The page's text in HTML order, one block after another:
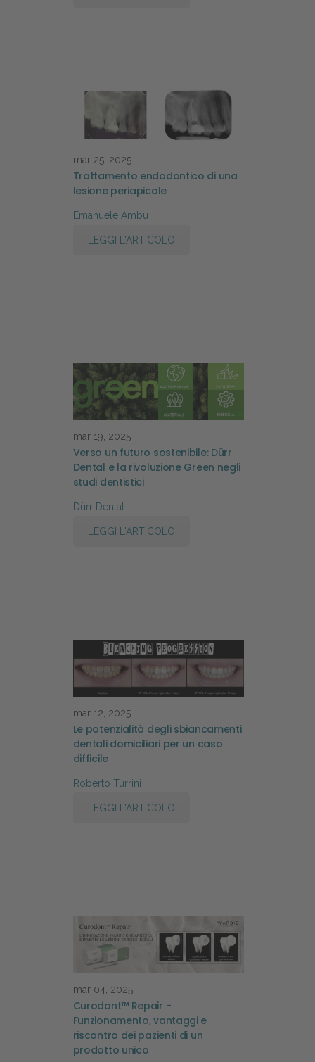
mar 25, 2025
Trattamento endodontico di una
lesione periapicale
Emanuele Ambu
LEGGI L'ARTICOLO
mar 19, 2025
Verso un futuro sostenibile: Dürr
Dental e la rivoluzione Green negli
studi dentistici
Dürr Dental
LEGGI L'ARTICOLO
mar 12, 2025
Le potenzialità degli sbiancamenti
dentali domiciliari per un caso
difficile
Roberto Turrini
LEGGI L'ARTICOLO
mar 04, 2025
Curodont™ Repair -
Funzionamento, vantaggi e
riscontro dei pazienti di un
prodotto unico